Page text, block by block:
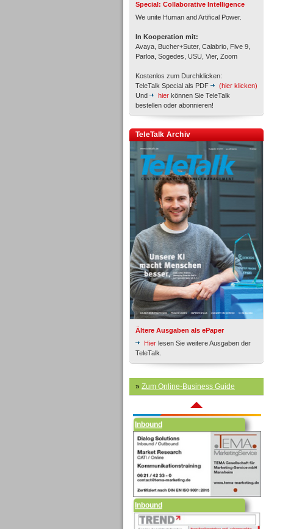
Special: Collaborative Intelligence
We unite Human and Artifical Power.
In Kooperation mit:
Avaya, Bucher+Suter, Calabrio, Five 9,
Parloa, Sogedes, USU, Vier, Zoom
Kostenlos zum Durchklicken:
TeleTalk Special als PDF
(hier klicken)
Und
hier können Sie TeleTalk
bestellen oder abonnieren!
TeleTalk Archiv
Ältere Ausgaben als ePaper
Hier lesen Sie weitere Ausgaben der
TeleTalk.
» Zum Online-Business Guide
Inbound
Inbound
Inbound
Inbound